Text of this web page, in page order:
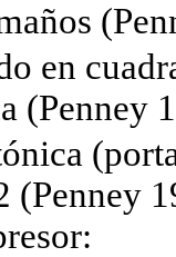
en
(Penney
(Penney